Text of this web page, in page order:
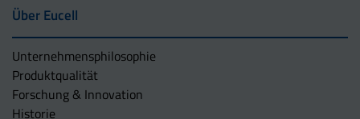
Über Eucell
Unternehmens­philosophie
Produktqualität
Forschung & Innovation
Historie